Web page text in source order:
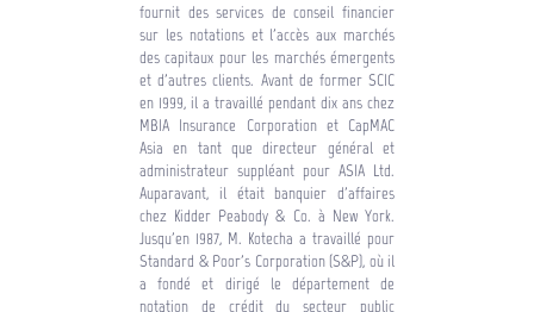
fournit des services de conseil financier
sur les notations et l'accès aux marchés
des capitaux pour les marchés émergents
et d'autres clients. Avant de former SCIC
en 1999, il a travaillé pendant dix ans chez
MBIA Insurance Corporation et CapMAC
Asia en tant que directeur général et
administrateur suppléant pour ASIA Ltd.
Auparavant, il était banquier d'affaires
chez Kidder Peabody & Co. à New York.
Jusqu'en 1987, M. Kotecha a travaillé pour
Standard & Poor's Corporation (S&P), où il
a fondé et dirigé le département de
notation de crédit du secteur public